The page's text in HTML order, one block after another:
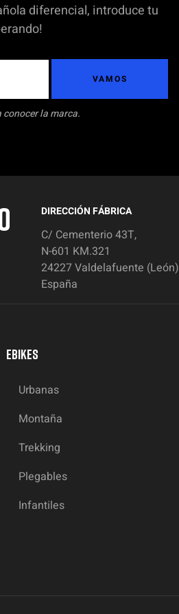
diferencial, introduce tu
VAMOS
la marca.
DIRECCIÓN FÁBRICA
C/ Cementerio 43T,
N-601 KM.321
24227 Valdelafuente (León)
España
EBIKES
Urbanas
Montaña
Trekking
Plegables
Infantiles